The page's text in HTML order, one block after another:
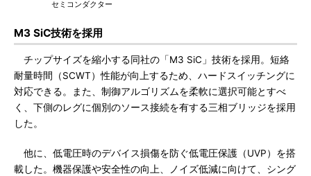
セミコンダクター
M3 SiC技術を採用
チップサイズを縮小する同社の「M3 SiC」技術を採用。短絡
耐量時間（SCWT）性能が向上するため、ハードスイッチングに
対応できる。また、制御アルゴリズムを柔軟に選択可能とすべ
く、下側のレグに個別のソース接続を有する三相ブリッジを採用
した。
他に、低電圧時のデバイス損傷を防ぐ低電圧保護（UVP）を搭
載した。機器保護や安全性の向上、ノイズ低減に向けて、シング